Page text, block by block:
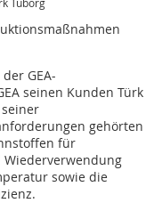
GEA-
seinen Kunden Türk
gehörten
für
Wiederverwendung
sowie die